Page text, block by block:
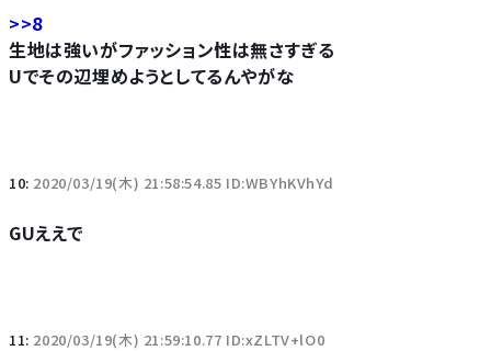
>>8
生地は強いがファッション性は無さすぎる
Uでその辺埋めようとしてるんやがな
10: 2020/03/19(木) 21:58:54.85 ID:WBYhKVhYd
GUええで
11: 2020/03/19(木) 21:59:10.77 ID:xZLTV+lO0